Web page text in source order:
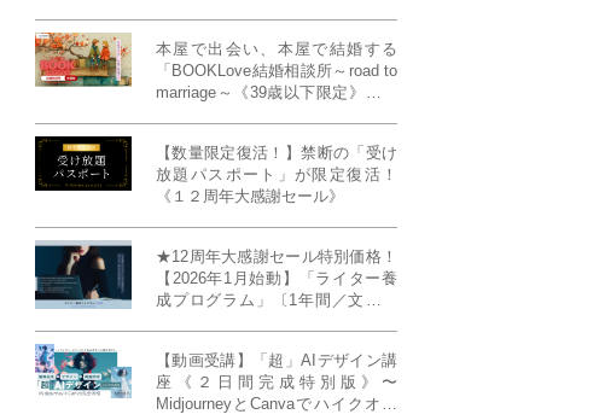
成ラボPresents》
本屋で出会い、本屋で結婚する
「BOOKLove結婚相談所～road to
marriage～《39歳以下限定》」全
【数量限定復活！】禁断の「受け
放題パスポート」が限定復活！
《１２周年大感謝セール》
★12周年大感謝セール特別価格！
【2026年1月始動】「ライター養
成プログラム」〔1年間／文章講
ー”へ、全国どこからでも。〜《全
店舗リアルタイム参加OK／録画
視聴対応／限定4席》
【動画受講】「超」AIデザイン講
座《２日間完成特別版》〜
MidjourneyとCanvaでハイクオリ